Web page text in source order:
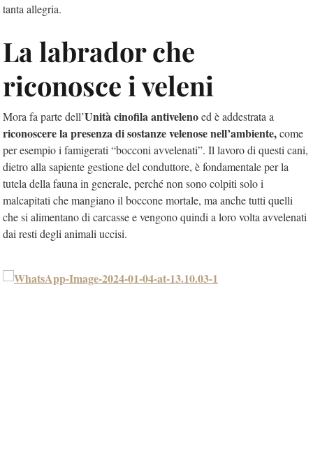
tanta allegria.
La labrador che
riconosce i veleni
Mora fa parte dell’Unità cinofila antivelenoed è addestrata a
riconoscere la presenza di sostanze velenose nell’ambiente,come
per esempio i famigerati “bocconi avvelenati”. Il lavoro di questi cani,
dietro alla sapiente gestione del conduttore, è fondamentale per la
tutela della fauna in generale, perché non sono colpiti solo i
malcapitati che mangiano il boccone mortale, ma anche tutti quelli
che si alimentano di carcasse e vengono quindi a loro volta avvelenati
dai resti degli animali uccisi.